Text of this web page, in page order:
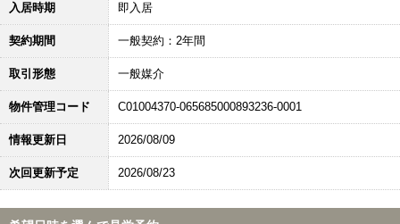
入居時期 即入居
契約期間 一般契約：2年間
取引形態 一般媒介
物件管理コード C01004370-065685000893236-0001
情報更新日 2026/08/09
次回更新予定 2026/08/23